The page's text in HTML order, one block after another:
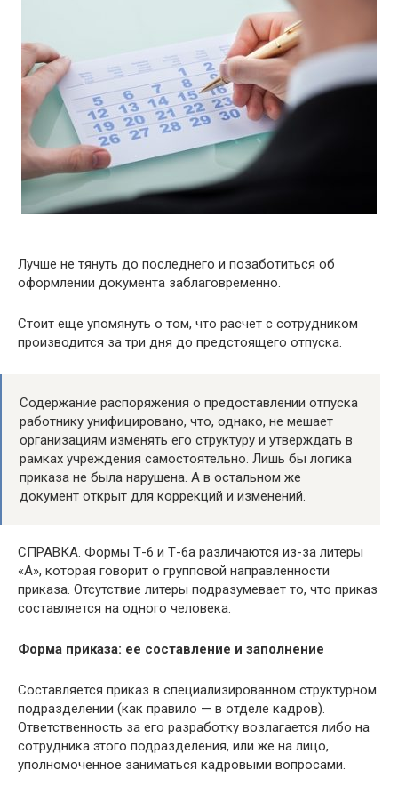
Лучше не тянуть до последнего и позаботиться об
оформлении документа заблаговременно.
Стоит еще упомянуть о том, что расчет с сотрудником
производится за три дня до предстоящего отпуска.
Содержание распоряжения о предоставлении отпуска
работнику унифицировано, что, однако, не мешает
организациям изменять его структуру и утверждать в
рамках учреждения самостоятельно. Лишь бы логика
приказа не была нарушена. А в остальном же
документ открыт для коррекций и изменений.
СПРАВКА. Формы Т-6 и Т-6а различаются из-за литеры
«А», которая говорит о групповой направленности
приказа. Отсутствие литеры подразумевает то, что приказ
составляется на одного человека.
Форма приказа: ее составление и заполнение
Составляется приказ в специализированном структурном
подразделении (как правило — в отделе кадров).
Ответственность за его разработку возлагается либо на
сотрудника этого подразделения, или же на лицо,
уполномоченное заниматься кадровыми вопросами.